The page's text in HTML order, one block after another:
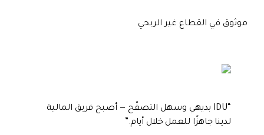
موثوق في القطاع غير الربحي
IDU بديهي وسهل التصفّح — أصبح فريق المالية
لدينا جاهزًا للعمل خلال أيام.”